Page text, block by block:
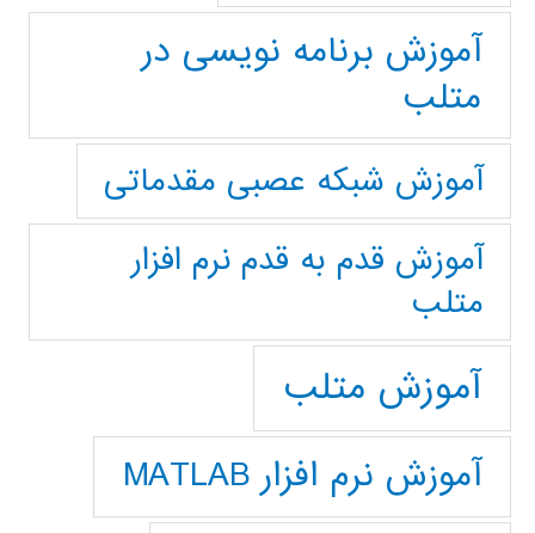
آموزش برنامه نویسی در
متلب
آموزش شبکه عصبی مقدماتی
آموزش قدم به قدم نرم افزار
متلب
آموزش متلب
آموزش نرم افزار MATLAB